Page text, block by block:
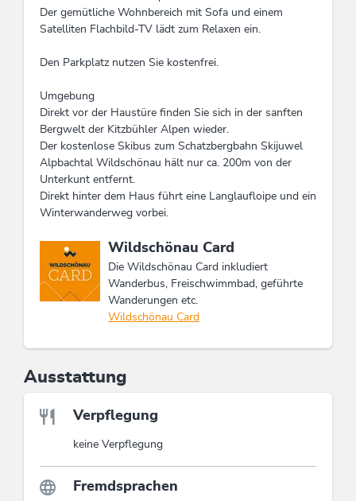
Der gemütliche Wohnbereich mit Sofa und einem
Satelliten Flachbild-TV lädt zum Relaxen ein.
Den Parkplatz nutzen Sie kostenfrei.
Umgebung
Direkt vor der Haustüre finden Sie sich in der sanften
Bergwelt der Kitzbühler Alpen wieder.
Der kostenlose Skibus zum Schatzbergbahn Skijuwel
Alpbachtal Wildschönau hält nur ca. 200m von der
Unterkunt entfernt.
Direkt hinter dem Haus führt eine Langlaufloipe und ein
Winterwanderweg vorbei.
Diese Unterkunft ist Mitglied von
Wildschönau Card
Die Wildschönau Card inkludiert
Wanderbus, Freischwimmbad, geführte
Wanderungen etc.
Wildschönau Card
Ausstattung
Verpflegung
keine Verpflegung
Fremdsprachen